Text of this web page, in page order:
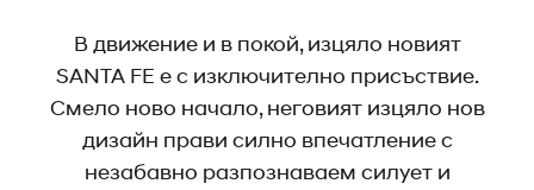
В движение и в покой, изцяло новият
SANTA FE е с изключително присъствие.
Смело ново начало, неговият изцяло нов
дизайн прави силно впечатление с
незабавно разпознаваем силует и